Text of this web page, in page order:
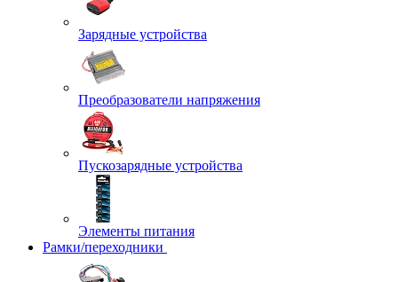
Зарядные устройства
Преобразователи напряжения
Пускозарядные устройства
Элементы питания
Рамки/переходники